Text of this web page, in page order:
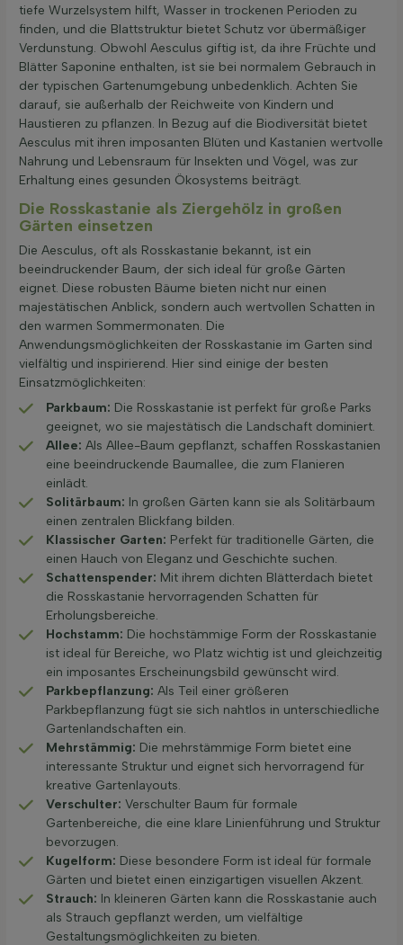
tiefe Wurzelsystem hilft, Wasser in trockenen Perioden zu
finden, und die Blattstruktur bietet Schutz vor übermäßiger
Verdunstung. Obwohl Aesculus giftig ist, da ihre Früchte und
Blätter Saponine enthalten, ist sie bei normalem Gebrauch in
der typischen Gartenumgebung unbedenklich. Achten Sie
darauf, sie außerhalb der Reichweite von Kindern und
Haustieren zu pflanzen. In Bezug auf die Biodiversität bietet
Aesculus mit ihren imposanten Blüten und Kastanien wertvolle
Nahrung und Lebensraum für Insekten und Vögel, was zur
Erhaltung eines gesunden Ökosystems beiträgt.
Die Rosskastanie als Ziergehölz in großen
Gärten einsetzen
Die Aesculus, oft als Rosskastanie bekannt, ist ein
beeindruckender Baum, der sich ideal für große Gärten
eignet. Diese robusten Bäume bieten nicht nur einen
majestätischen Anblick, sondern auch wertvollen Schatten in
den warmen Sommermonaten. Die
Anwendungsmöglichkeiten der Rosskastanie im Garten sind
vielfältig und inspirierend. Hier sind einige der besten
Einsatzmöglichkeiten:
Parkbaum: Die Rosskastanie ist perfekt für große Parks
geeignet, wo sie majestätisch die Landschaft dominiert.
Allee: Als Allee-Baum gepflanzt, schaffen Rosskastanien
eine beeindruckende Baumallee, die zum Flanieren
einlädt.
Solitärbaum: In großen Gärten kann sie als Solitärbaum
einen zentralen Blickfang bilden.
Klassischer Garten: Perfekt für traditionelle Gärten, die
einen Hauch von Eleganz und Geschichte suchen.
Schattenspender: Mit ihrem dichten Blätterdach bietet
die Rosskastanie hervorragenden Schatten für
Erholungsbereiche.
Hochstamm: Die hochstämmige Form der Rosskastanie
ist ideal für Bereiche, wo Platz wichtig ist und gleichzeitig
ein imposantes Erscheinungsbild gewünscht wird.
Parkbepflanzung: Als Teil einer größeren
Parkbepflanzung fügt sie sich nahtlos in unterschiedliche
Gartenlandschaften ein.
Mehrstämmig: Die mehrstämmige Form bietet eine
interessante Struktur und eignet sich hervorragend für
kreative Gartenlayouts.
Verschulter: Verschulter Baum für formale
Gartenbereiche, die eine klare Linienführung und Struktur
bevorzugen.
Kugelform: Diese besondere Form ist ideal für formale
Gärten und bietet einen einzigartigen visuellen Akzent.
Strauch: In kleineren Gärten kann die Rosskastanie auch
als Strauch gepflanzt werden, um vielfältige
Gestaltungsmöglichkeiten zu bieten.